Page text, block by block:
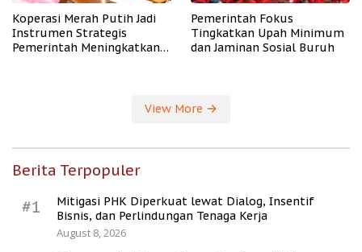
Koperasi Merah Putih Jadi
Instrumen Strategis
Pemerintah Meningkatkan
Pemerintah Fokus
Tingkatkan Upah Minimum
dan Jaminan Sosial Buruh
View More
Berita Terpopuler
#1
Mitigasi PHK Diperkuat lewat Dialog, Insentif
Bisnis, dan Perlindungan Tenaga Kerja
August 8, 2026